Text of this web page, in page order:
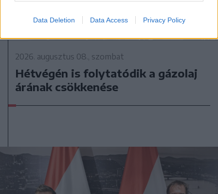
Data Deletion Data Access Privacy Policy
2026. augusztus 08., szombat
Hétvégén is folytatódik a gázolaj
árának csökkenése